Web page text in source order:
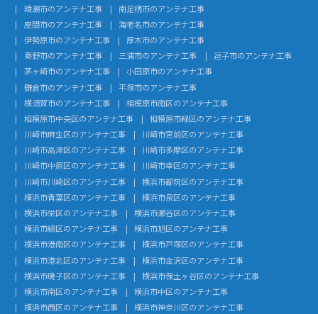
綾瀬市のアンテナ工事
南足柄市のアンテナ工事
座間市のアンテナ工事
海老名市のアンテナ工事
伊勢原市のアンテナ工事
厚木市のアンテナ工事
秦野市のアンテナ工事
三浦市のアンテナ工事
逗子市のアンテナ工事
茅ヶ崎市のアンテナ工事
小田原市のアンテナ工事
鎌倉市のアンテナ工事
平塚市のアンテナ工事
横須賀市のアンテナ工事
相模原市南区のアンテナ工事
相模原市中央区のアンテナ工事
相模原市緑区のアンテナ工事
川崎市麻生区のアンテナ工事
川崎市宮前区のアンテナ工事
川崎市高津区のアンテナ工事
川崎市多摩区のアンテナ工事
川崎市中原区のアンテナ工事
川崎市幸区のアンテナ工事
川崎市川崎区のアンテナ工事
横浜市都筑区のアンテナ工事
横浜市青葉区のアンテナ工事
横浜市泉区のアンテナ工事
横浜市栄区のアンテナ工事
横浜市瀬谷区のアンテナ工事
横浜市緑区のアンテナ工事
横浜市旭区のアンテナ工事
横浜市港南区のアンテナ工事
横浜市戸塚区のアンテナ工事
横浜市港北区のアンテナ工事
横浜市金沢区のアンテナ工事
横浜市磯子区のアンテナ工事
横浜市保土ヶ谷区のアンテナ工事
横浜市南区のアンテナ工事
横浜市中区のアンテナ工事
横浜市西区のアンテナ工事
横浜市神奈川区のアンテナ工事